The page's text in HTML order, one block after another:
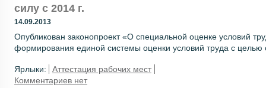
силу с 2014 г.
14.09.2013
Опубликован законопроект «О специальной оценке условий
формирования единой системы оценки условий труда с
Ярлыки:
Аттестация рабочих мест
Комментариев нет